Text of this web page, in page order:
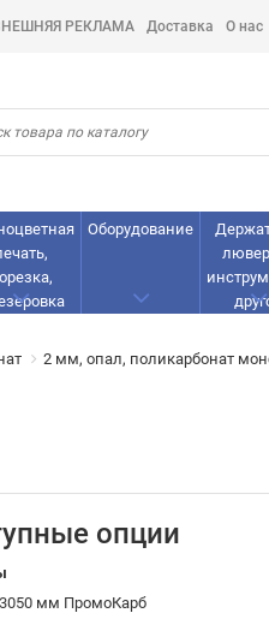
РЕКЛАМА Доставка О нас
Оборудование
2 мм, опал, поликарбонат
опции
мм ПромоКарб